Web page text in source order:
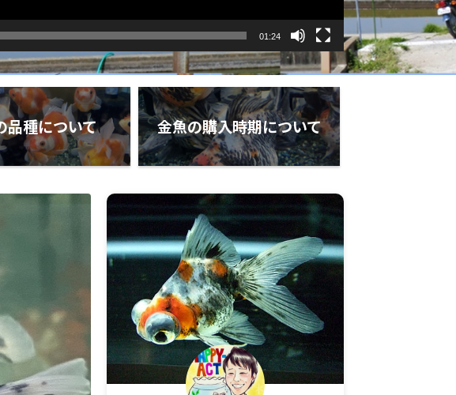
01:24
品種について 金魚の購入時期について